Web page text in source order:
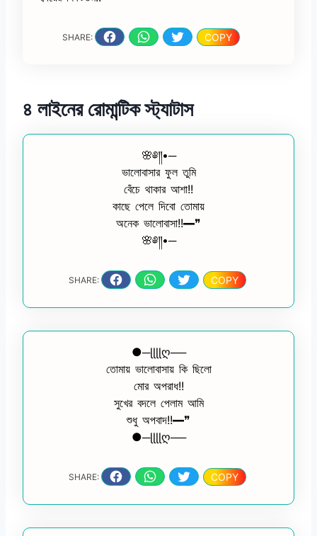
SHARE: COPY
৪ লাইনের রোমান্টিক স্ট্যাটাস
🌸༅༎•─
ভালোবাসার ফুল তুমি
বেঁচে থাকার আশা!!
কাছে পেলে দিবো তোমায়
অনেক ভালোবাসা!!━❞
🌸༅༎•─
SHARE: COPY
●─ɭɭɭɭღ──
তোমায় ভালোবাসায় কি ছিলো
মোর অপরাধ!!
সুখের বদলে পেলাম আমি
শুধু অপবাদ!!━❞
●─ɭɭɭɭღ──
SHARE: COPY